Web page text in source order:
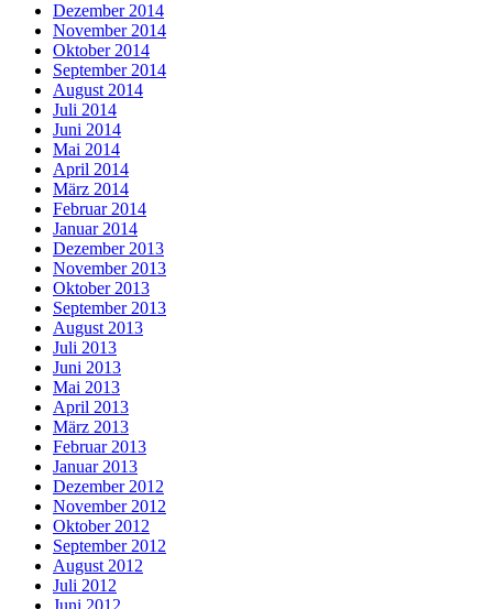
Dezember 2014
November 2014
Oktober 2014
September 2014
August 2014
Juli 2014
Juni 2014
Mai 2014
April 2014
März 2014
Februar 2014
Januar 2014
Dezember 2013
November 2013
Oktober 2013
September 2013
August 2013
Juli 2013
Juni 2013
Mai 2013
April 2013
März 2013
Februar 2013
Januar 2013
Dezember 2012
November 2012
Oktober 2012
September 2012
August 2012
Juli 2012